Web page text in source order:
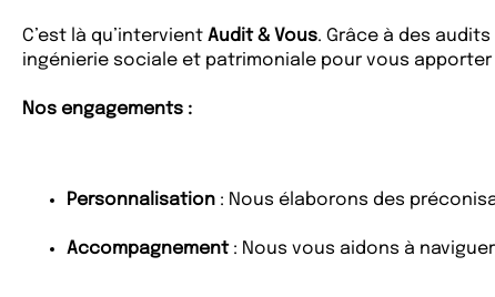
C’est là qu’intervient Audit & Vous. Grâce à des
ingénierie sociale et patrimoniale pour vous
Nos engagements :
Personnalisation : Nous élaborons des
Accompagnement: Nous vous aidons à